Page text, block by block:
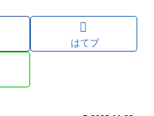
はてブ